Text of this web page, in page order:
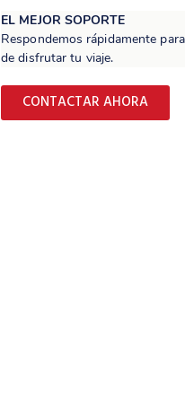
EL MEJOR SOPORTE
Respondemos rápidamente
de disfrutar tu viaje.
CONTACTAR AHORA